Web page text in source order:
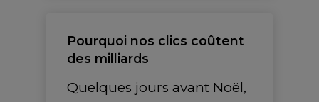
Pourquoi nos clics coûtent
des milliards
Quelques jours avant Noël,